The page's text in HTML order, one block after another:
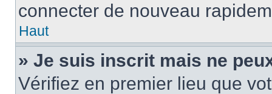
connecter de nouveau
Haut
» Je suis inscrit mais ne
Vérifiez en premier lieu que